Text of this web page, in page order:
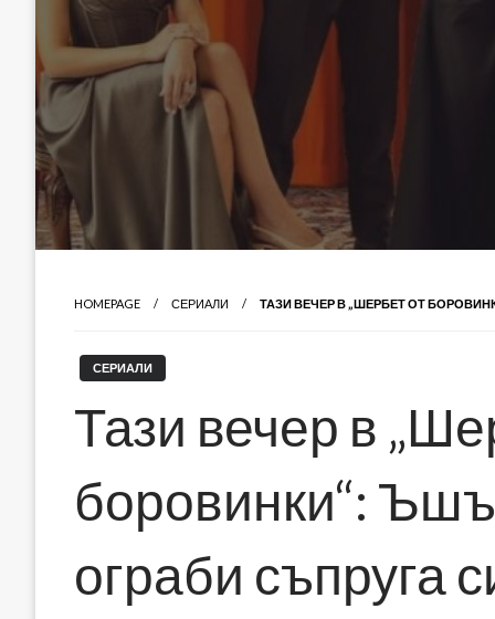
HOMEPAGE СЕРИАЛИ ТАЗИ ВЕЧЕР В „ШЕРБЕТ ОТ
СЕРИАЛИ
Тази вечер в
боровинки“:
ограби съпруга